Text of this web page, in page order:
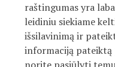
raštingumas yra
leidiniu siekiame
išsilavinimą ir
informaciją pateiktą